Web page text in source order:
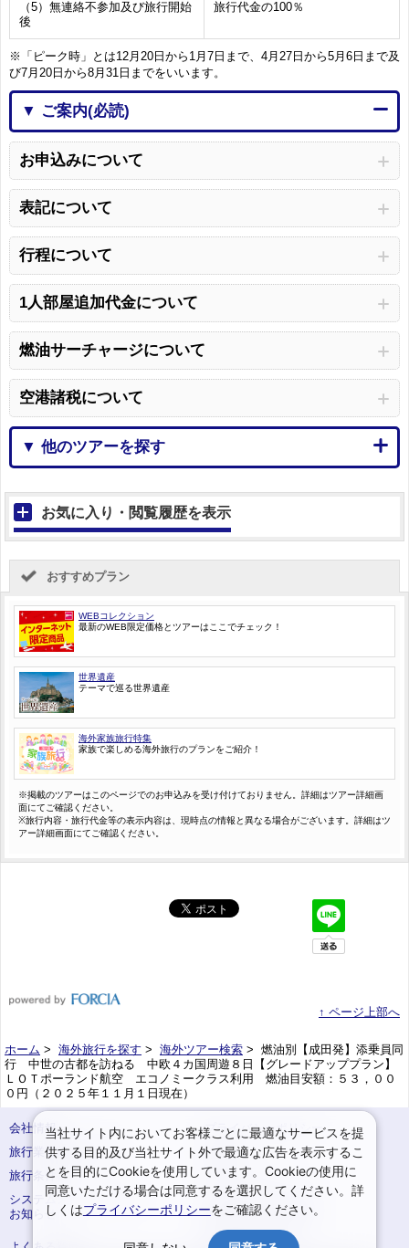
（5）無連絡不参加及び旅行開始
後
旅行代金の100％
※「ピーク時」とは12月20日から1月7日まで、4月27日から5月6日まで及
び7月20日から8月31日までをいいます。
▼ ご案内(必読)
お申込みについて
表記について
行程について
1人部屋追加代金について
燃油サーチャージについて
空港諸税について
▼ 他のツアーを探す
お気に入り・閲覧履歴を表示
おすすめプラン
WEBコレクション
最新のWEB限定価格とツアーはここでチェック！
世界遺産
テーマで巡る世界遺産
海外家族旅行特集
家族で楽しめる海外旅行のプランをご紹介！
※掲載のツアーはこのページでのお申込みを受け付けておりません。詳細はツアー詳細画
面にてご確認ください。
※旅行内容・旅行代金等の表示内容は、現時点の情報と異なる場合がございます。詳細はツ
アー詳細画面にてご確認ください。
↑ ページ上部へ
ホーム > 海外旅行を探す > 海外ツアー検索 > 燃油別【成田発】添乗員同
行 中世の古都を訪ねる 中欧４カ国周遊８日【グレードアッププラン】
ＬＯＴポーランド航空 エコノミークラス利用 燃油目安額：５３，００
０円（２０２５年１１月１日現在）
会社情報
プライバシーポリシー
旅行業登録票・約款
規約集
旅行条件書
サイトマップ
システムメンテナンスの
お知らせ
お申込みまでの手順
当社サイト内においてお客様ごとに最適なサービスを提
供する目的及び当社サイト外で最適な広告を表示するこ
とを目的にCookieを使用しています。Cookieの使用に
同意いただける場合は同意するを選択してください。詳
しくはプライバシーポリシーをご確認ください。